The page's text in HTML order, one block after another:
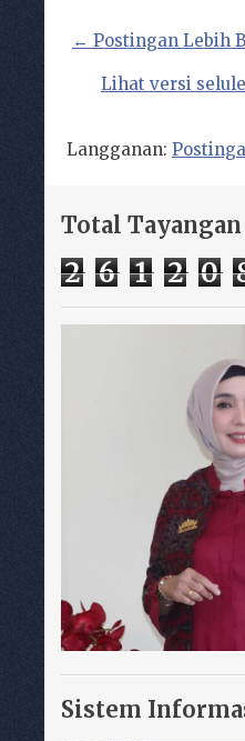
← Postingan Lebih
Lihat versi
Langganan:
Total
2 6 1 2 0
Sistem